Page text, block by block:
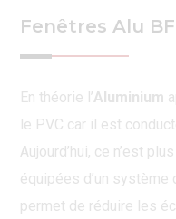
Fenêtres Alu BF
En théorie l’Aluminium
le PVC car il est
Aujourd’hui, ce n’est
équipées d’un système
permet de réduire les